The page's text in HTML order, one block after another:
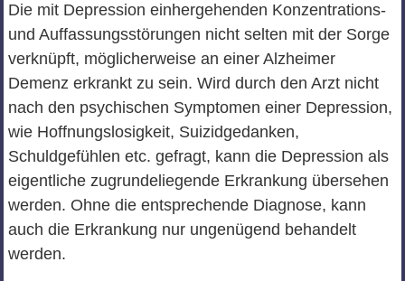
Die mit Depression einhergehenden Konzentrations-
und Auffassungsstörungen nicht selten mit der Sorge
verknüpft, möglicherweise an einer Alzheimer
Demenz erkrankt zu sein. Wird durch den Arzt nicht
nach den psychischen Symptomen einer Depression,
wie Hoffnungslosigkeit, Suizidgedanken,
Schuldgefühlen etc. gefragt, kann die Depression als
eigentliche zugrundeliegende Erkrankung übersehen
werden. Ohne die entsprechende Diagnose, kann
auch die Erkrankung nur ungenügend behandelt
werden.